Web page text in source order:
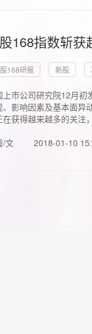
168指数斩
168研报 新股
上市公司研究院12月初
、影响因素及基本面异
在获得越来越多的关注
/文
2018-01-10